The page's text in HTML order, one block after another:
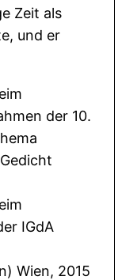
Zeit als
und er
der 10.
IGdA
Wien, 2015